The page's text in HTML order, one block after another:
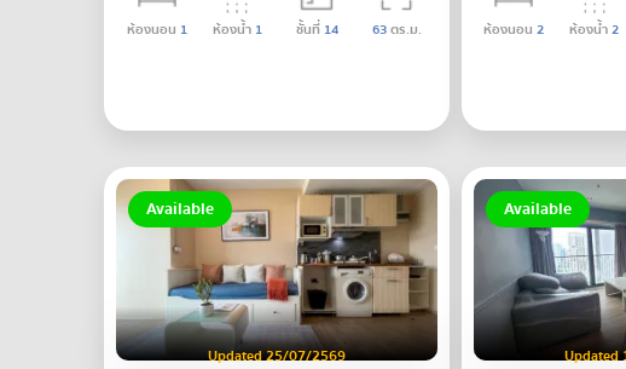
ห้องนอน 1 ห้องน้ำ 1 ชั้นที่ 14 63ตร.ม. ห้องนอน 2 ห้องน้ำ2
Available
Updated 25/07/2569
Available